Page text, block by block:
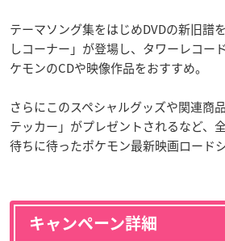
テーマソング集をはじめDVDの新旧譜
しコーナー」が登場し、タワーレコー
ケモンのCDや映像作品をおすすめ。
さらにこのスペシャルグッズや関連商
テッカー」がプレゼントされるなど、
待ちに待ったポケモン最新映画ロード
キャンペーン詳細